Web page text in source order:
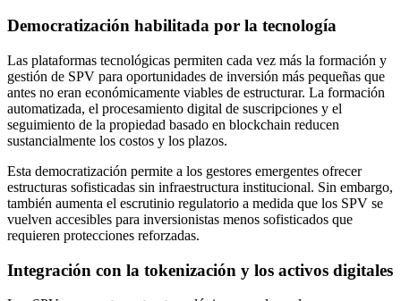
Democratización habilitada por la tecnología
Las plataformas tecnológicas permiten cada vez más la formación y
gestión de SPV para oportunidades de inversión más pequeñas que
antes no eran económicamente viables de estructurar. La formación
automatizada, el procesamiento digital de suscripciones y el
seguimiento de la propiedad basado en blockchain reducen
sustancialmente los costos y los plazos.
Esta democratización permite a los gestores emergentes ofrecer
estructuras sofisticadas sin infraestructura institucional. Sin embargo,
también aumenta el escrutinio regulatorio a medida que los SPV se
vuelven accesibles para inversionistas menos sofisticados que
requieren protecciones reforzadas.
Integración con la tokenización y los activos digitales